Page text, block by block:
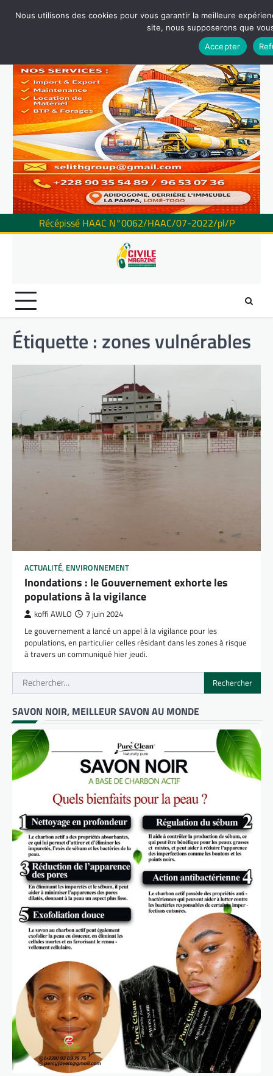
Récépissé HAAC N°0062/HAAC/07-2022/pl/P
Étiquette : zones vulnérables
ACTUALITÉ, ENVIRONNEMENT
Inondations : le Gouvernement exhorte les
populations à la vigilance
koffi AWLO 7 juin 2024
Le gouvernement a lancé un appel à la vigilance pour les
populations, en particulier celles résidant dans les zones à risque
à travers un communiqué hier jeudi.
Rechercher :
SAVON NOIR, MEILLEUR SAVON AU MONDE
Nous utilisons des cookies pour vous garantir la meilleure
site, nous supposerons que
Accepter